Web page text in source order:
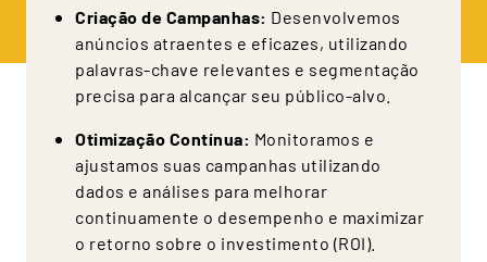
Criação de Campanhas: Desenvolvemos
anúncios atraentes e eficazes, utilizando
palavras-chave relevantes e segmentação
precisa para alcançar seu público-alvo.
Otimização Contínua: Monitoramos e
ajustamos suas campanhas utilizando
dados e análises para melhorar
continuamente o desempenho e maximizar
o retorno sobre o investimento (ROI).